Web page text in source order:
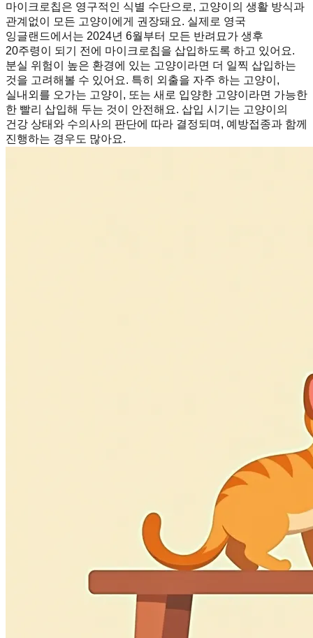
마이크로칩은 영구적인 식별 수단으로, 고양이의 생활 방식과
관계없이 모든 고양이에게 권장돼요. 실제로 영국
잉글랜드에서는 2024년 6월부터 모든 반려묘가 생후
20주령이 되기 전에 마이크로칩을 삽입하도록 하고 있어요.
분실 위험이 높은 환경에 있는 고양이라면 더 일찍 삽입하는
것을 고려해볼 수 있어요. 특히 외출을 자주 하는 고양이,
실내외를 오가는 고양이, 또는 새로 입양한 고양이라면 가능한
한 빨리 삽입해 두는 것이 안전해요. 삽입 시기는 고양이의
건강 상태와 수의사의 판단에 따라 결정되며, 예방접종과 함께
진행하는 경우도 많아요.